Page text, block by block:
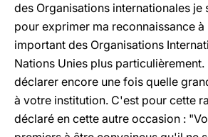
des Organisations internationales
pour exprimer ma reconnaissance
important des Organisations
Nations Unies plus particulièrement.
déclarer encore une fois quelle
à votre institution. C'est pour cette
déclaré en cette autre occasion :